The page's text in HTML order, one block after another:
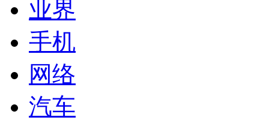
业界
手机
网络
汽车